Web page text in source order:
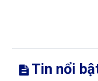
Tin nổi